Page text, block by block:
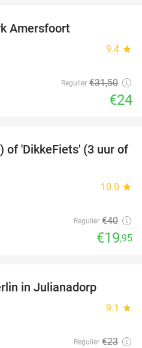
Amersfoort
9.4 star
Regulier €31,50
€24
50%
of 'DikkeFiets' (3 uur of
10.0 star
Regulier €40
€19,95
in Julianadorp
9.1 star
Regulier €23